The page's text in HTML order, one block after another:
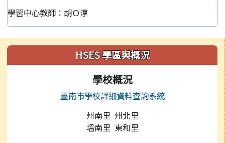
學習中心教師：胡Ｏ淳
左邊區域內容HSES 學區與概況
學校概況
臺南市學校詳細資料查詢系統
州南里 州北里
塭南里 東和里